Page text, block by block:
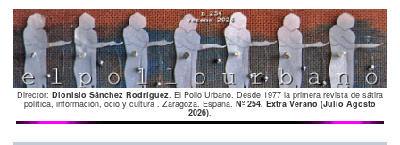
Director: Dionisio Sánchez Rodríguez. El Pollo Urbano. Desde 1977 la primera revista de sátira
política, información, ocio y cultura . Zaragoza. España. Nº 254. Extra Verano (Julio Agosto
2026).